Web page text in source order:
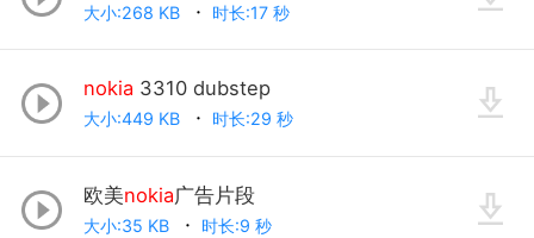
大小:268 KB 时长:17 秒
nokia 3310 dubstep
大小:449 KB 时长:29 秒
欧美nokia广告片段
大小:35 KB 时长:9 秒